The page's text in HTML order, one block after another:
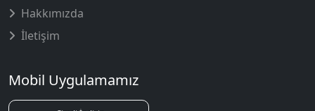
Hakkımızda
İletişim
Mobil Uygulamamız